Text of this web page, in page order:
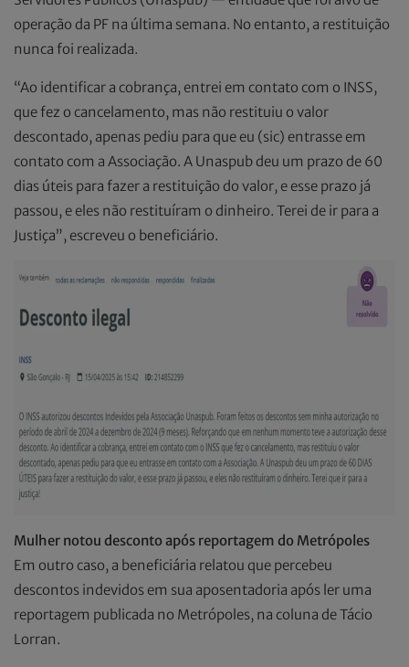
operação da PF na última semana. No entanto, a restituição
nunca foi realizada.
“Ao identificar a cobrança, entrei em contato com o INSS,
que fez o cancelamento, mas não restituiu o valor
descontado, apenas pediu para que eu (sic) entrasse em
contato com a Associação. A Unaspub deu um prazo de 60
dias úteis para fazer a restituição do valor, e esse prazo já
passou, e eles não restituíram o dinheiro. Terei de ir para a
Justiça”, escreveu o beneficiário.
Mulher notou desconto após reportagem do Metrópoles
Em outro caso, a beneficiária relatou que percebeu
descontos indevidos em sua aposentadoria após ler uma
reportagem publicada no Metrópoles, na coluna de Tácio
Lorran.